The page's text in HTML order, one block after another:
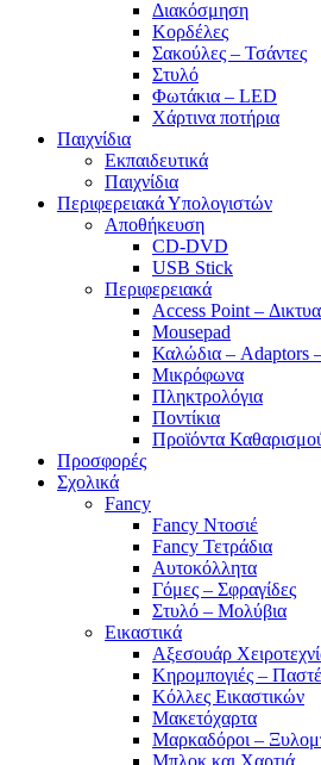
Διακόσμηση
Κορδέλες
Σακούλες – Τσάντες
Στυλό
Φωτάκια – LED
Χάρτινα ποτήρια
Παιχνίδια
Εκπαιδευτικά
Παιχνίδια
Περιφερειακά Υπολογιστών
Αποθήκευση
CD-DVD
USB Stick
Περιφερειακά
Access Point –
Mousepad
Καλώδια – Adaptors
Μικρόφωνα
Πληκτρολόγια
Ποντίκια
Προϊόντα
Προσφορές
Σχολικά
Fancy
Fancy Ντοσιέ
Fancy Τετράδια
Αυτοκόλλητα
Γόμες – Σφραγίδες
Στυλό – Μολύβια
Εικαστικά
Αξεσουάρ
Κηρομπογιές –
Κόλλες Εικαστικών
Μακετόχαρτα
Μαρκαδόροι –
Μπλοκ και Χαρτιά